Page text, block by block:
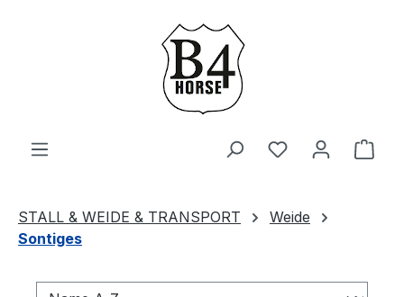
Zum Hauptinhalt springen
Du hast 0
STALL & WEIDE & TRANSPORT
Weide
Sontiges